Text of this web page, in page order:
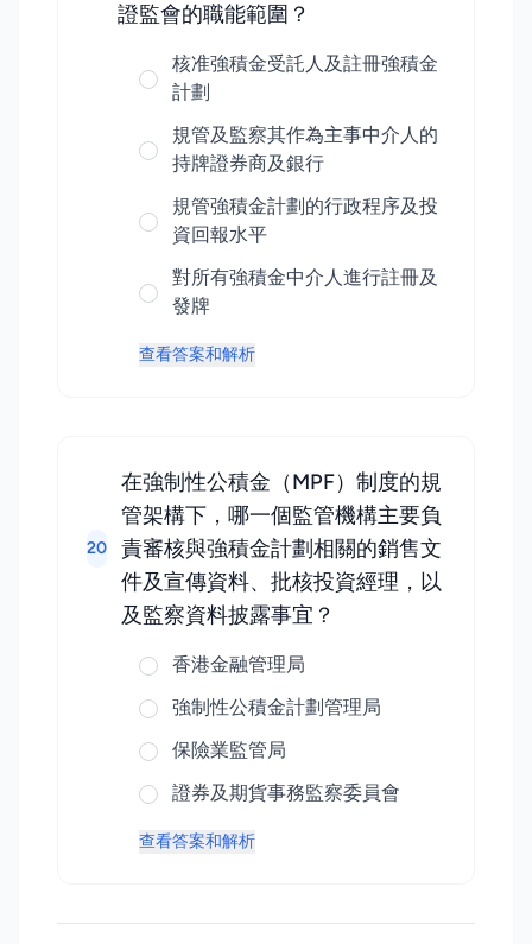
證監會的職能範圍？
核准強積金受託人及註冊強積金
計劃
規管及監察其作為主事中介人的
持牌證券商及銀行
規管強積金計劃的行政程序及投
資回報水平
對所有強積金中介人進行註冊及
發牌
查看答案和解析
20
在強制性公積金（MPF）制度的規
管架構下，哪一個監管機構主要負
責審核與強積金計劃相關的銷售文
件及宣傳資料、批核投資經理，以
及監察資料披露事宜？
香港金融管理局
強制性公積金計劃管理局
保險業監管局
證券及期貨事務監察委員會
查看答案和解析